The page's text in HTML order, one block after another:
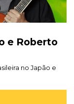
e Roberto
no Japão e